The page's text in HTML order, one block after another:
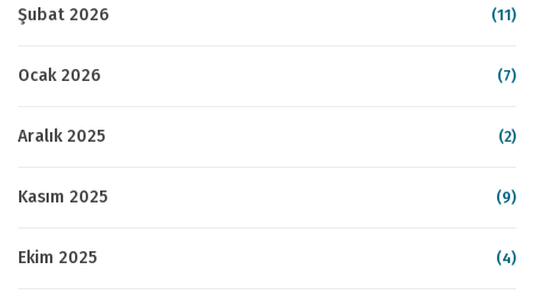
Şubat 2026 (11)
Ocak 2026 (7)
Aralık 2025 (2)
Kasım 2025 (9)
Ekim 2025 (4)